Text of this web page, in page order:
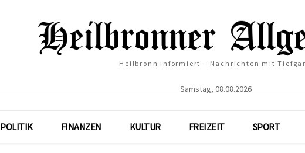
Heilbronn informiert – Nachrichten mit
Samstag, 08.08.2026
POLITIK FINANZEN KULTUR FREIZEIT SPORT